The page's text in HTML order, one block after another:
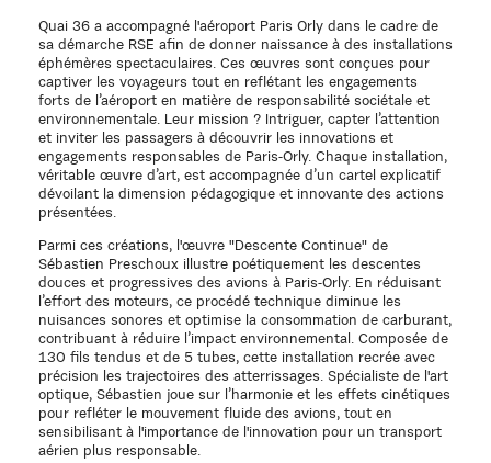
Quai 36 a accompagné l'aéroport Paris Orly dans le cadre de
sa démarche RSE afin de donner naissance à des installations
éphémères spectaculaires. Ces œuvres sont conçues pour
captiver les voyageurs tout en reflétant les engagements
forts de l’aéroport en matière de responsabilité sociétale et
environnementale. Leur mission ? Intriguer, capter l’attention
et inviter les passagers à découvrir les innovations et
engagements responsables de Paris-Orly. Chaque installation,
véritable œuvre d’art, est accompagnée d’un cartel explicatif
dévoilant la dimension pédagogique et innovante des actions
présentées.
Parmi ces créations, l'œuvre "Descente Continue" de
Sébastien Preschoux illustre poétiquement les descentes
douces et progressives des avions à Paris-Orly. En réduisant
l’effort des moteurs, ce procédé technique diminue les
nuisances sonores et optimise la consommation de carburant,
contribuant à réduire l’impact environnemental. Composée de
130 fils tendus et de 5 tubes, cette installation recrée avec
précision les trajectoires des atterrissages. Spécialiste de l'art
optique, Sébastien joue sur l’harmonie et les effets cinétiques
pour refléter le mouvement fluide des avions, tout en
sensibilisant à l'importance de l'innovation pour un transport
aérien plus responsable.